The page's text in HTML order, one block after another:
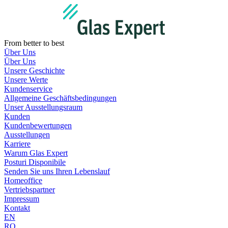
From better to best
Über Uns
Über Uns
Unsere Geschichte
Unsere Werte
Kundenservice
Allgemeine Geschäftsbedingungen
Unser Ausstellungsraum
Kunden
Kundenbewertungen
Ausstellungen
Karriere
Warum Glas Expert
Posturi Disponibile
Senden Sie uns Ihren Lebenslauf
Homeoffice
Vertriebspartner
Impressum
Kontakt
EN
RO